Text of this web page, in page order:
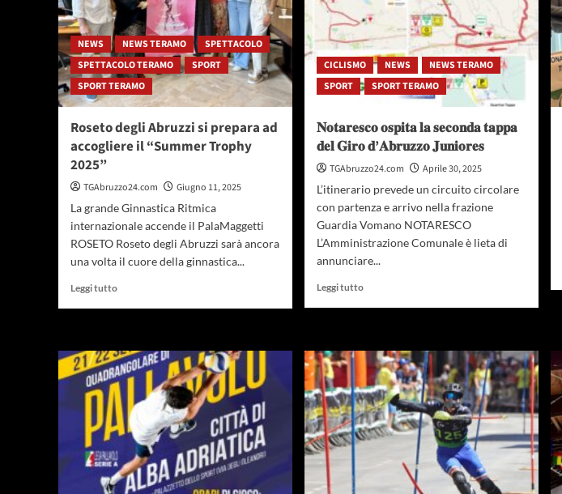
NEWS NEWS TERAMO
SPETTACOLO
SPETTACOLO TERAMO
SPORT
SPORT TERAMO
Roseto degli Abruzzi si prepara ad
accogliere il “Summer Trophy
2025”
TGAbruzzo24.com
Giugno 11, 2025
La grande Ginnastica Ritmica
internazionale accende il PalaMaggetti
ROSETO Roseto degli Abruzzi sarà ancora
una volta il cuore della ginnastica...
Leggi tuttoLeggi
degli
Abruzzi
si
prepara
ad
accogliere
il
“Summer
Trophy
CICLISMO NEWS
NEWS TERAMO
SPORT
SPORT TERAMO
𝐍𝐨𝐭𝐚𝐫𝐞𝐬𝐜𝐨 𝐨𝐬𝐩𝐢𝐭𝐚 𝐥𝐚 𝐬𝐞𝐜𝐨𝐧𝐝𝐚 𝐭𝐚𝐩𝐩𝐚
𝐝𝐞𝐥 𝐆𝐢𝐫𝐨 𝐝’𝐀𝐛𝐫𝐮𝐳𝐳𝐨 𝐉𝐮𝐧𝐢𝐨𝐫𝐞𝐬
TGAbruzzo24.com
Aprile 30, 2025
L’itinerario prevede un circuito circolare
con partenza e arrivo nella frazione
Guardia Vomano NOTARESCO
L’Amministrazione Comunale è lieta di
annunciare...
Leggi tuttoLeggi
𝐨𝐬𝐩𝐢𝐭𝐚
𝐬𝐞𝐜𝐨𝐧𝐝𝐚
𝐭𝐚𝐩𝐩𝐚
𝐝𝐞𝐥
𝐆𝐢𝐫𝐨